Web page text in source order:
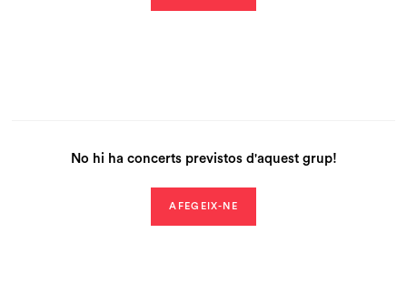
No hi ha concerts previstos d'aquest grup!
AFEGEIX-NE